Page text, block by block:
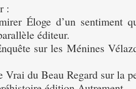
:
Éloge d’un sentiment
éditeur.
sur les Ménines
Vrai du Beau Regard sur la